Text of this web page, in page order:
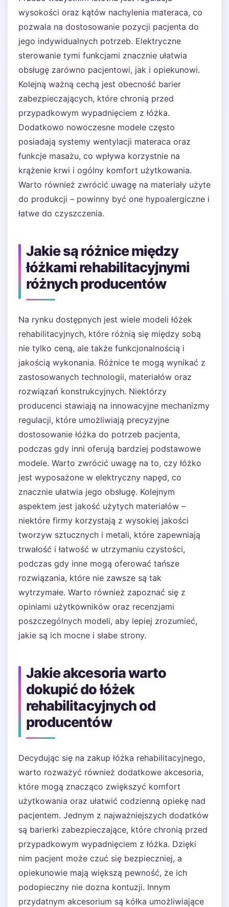
wysokości oraz kątów nachylenia materaca, co
pozwala na dostosowanie pozycji pacjenta do
jego indywidualnych potrzeb. Elektryczne
sterowanie tymi funkcjami znacznie ułatwia
obsługę zarówno pacjentowi, jak i opiekunowi.
Kolejną ważną cechą jest obecność barier
zabezpieczających, które chronią przed
przypadkowym wypadnięciem z łóżka.
Dodatkowo nowoczesne modele często
posiadają systemy wentylacji materaca oraz
funkcje masażu, co wpływa korzystnie na
krążenie krwi i ogólny komfort użytkowania.
Warto również zwrócić uwagę na materiały użyte
do produkcji – powinny być one hypoalergiczne i
łatwe do czyszczenia.
Jakie są różnice między
łóżkami rehabilitacyjnymi
różnych producentów
Na rynku dostępnych jest wiele modeli łóżek
rehabilitacyjnych, które różnią się między sobą
nie tylko ceną, ale także funkcjonalnością i
jakością wykonania. Różnice te mogą wynikać z
zastosowanych technologii, materiałów oraz
rozwiązań konstrukcyjnych. Niektórzy
producenci stawiają na innowacyjne mechanizmy
regulacji, które umożliwiają precyzyjne
dostosowanie łóżka do potrzeb pacjenta,
podczas gdy inni oferują bardziej podstawowe
modele. Warto zwrócić uwagę na to, czy łóżko
jest wyposażone w elektryczny napęd, co
znacznie ułatwia jego obsługę. Kolejnym
aspektem jest jakość użytych materiałów –
niektóre firmy korzystają z wysokiej jakości
tworzyw sztucznych i metali, które zapewniają
trwałość i łatwość w utrzymaniu czystości,
podczas gdy inne mogą oferować tańsze
rozwiązania, które nie zawsze są tak
wytrzymałe. Warto również zapoznać się z
opiniami użytkowników oraz recenzjami
poszczególnych modeli, aby lepiej zrozumieć,
jakie są ich mocne i słabe strony.
Jakie akcesoria warto
dokupić do łóżek
rehabilitacyjnych od
producentów
Decydując się na zakup łóżka rehabilitacyjnego,
warto rozważyć również dodatkowe akcesoria,
które mogą znacząco zwiększyć komfort
użytkowania oraz ułatwić codzienną opiekę nad
pacjentem. Jednym z najważniejszych dodatków
są barierki zabezpieczające, które chronią przed
przypadkowym wypadnięciem z łóżka. Dzięki
nim pacjent może czuć się bezpieczniej, a
opiekunowie mają większą pewność, że ich
podopieczny nie dozna kontuzji. Innym
przydatnym akcesorium są kółka umożliwiające